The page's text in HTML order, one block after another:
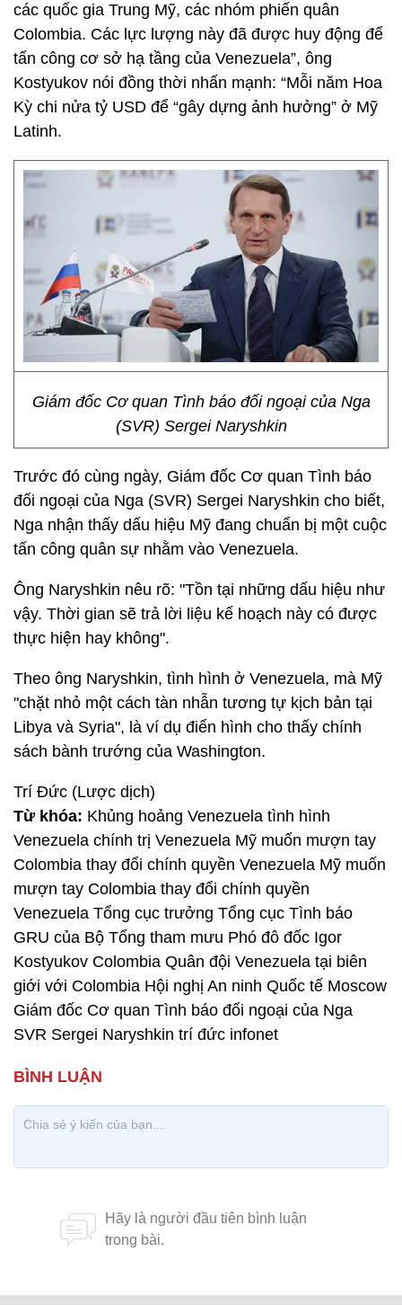
các quốc gia Trung Mỹ, các nhóm phiến quân
Colombia. Các lực lượng này đã được huy động để
tấn công cơ sở hạ tầng của Venezuela”, ông
Kostyukov nói đồng thời nhấn mạnh: “Mỗi năm Hoa
Kỳ chi nửa tỷ USD để “gây dựng ảnh hưởng” ở Mỹ
Latinh.
Giám đốc Cơ quan Tình báo đối ngoại của Nga
(SVR) Sergei Naryshkin
Trước đó cùng ngày, Giám đốc Cơ quan Tình báo
đối ngoại của Nga (SVR) Sergei Naryshkin cho biết,
Nga nhận thấy dấu hiệu Mỹ đang chuẩn bị một cuộc
tấn công quân sự nhằm vào Venezuela.
Ông Naryshkin nêu rõ: "Tồn tại những dấu hiệu như
vậy. Thời gian sẽ trả lời liệu kế hoạch này có được
thực hiện hay không".
Theo ông Naryshkin, tình hình ở Venezuela, mà Mỹ
"chặt nhỏ một cách tàn nhẫn tương tự kịch bản tại
Libya và Syria", là ví dụ điển hình cho thấy chính
sách bành trướng của Washington.
Trí Đức (Lược dịch)
Từ khóa: Khủng hoảng Venezuela tình hình
Venezuela chính trị Venezuela Mỹ muốn mượn tay
Colombia thay đổi chính quyền Venezuela Mỹ muốn
mượn tay Colombia thay đổi chính quyền
Venezuela Tổng cục trưởng Tổng cục Tình báo
GRU của Bộ Tổng tham mưu Phó đô đốc Igor
Kostyukov Colombia Quân đội Venezuela tại biên
giới với Colombia Hội nghị An ninh Quốc tế Moscow
Giám đốc Cơ quan Tình báo đối ngoại của Nga
SVR Sergei Naryshkin trí đức infonet